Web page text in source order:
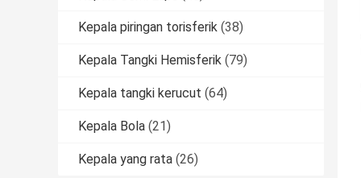
Kepala piringan torisferik (38)
Kepala Tangki Hemisferik (79)
Kepala tangki kerucut (64)
Kepala Bola (21)
Kepala yang rata (26)